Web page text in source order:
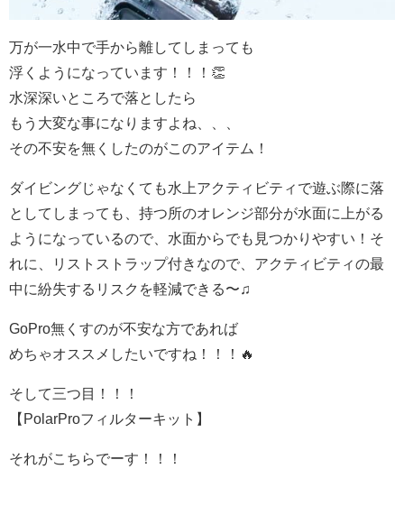
万が一水中で手から離してしまっても
浮くようになっています！！！👏
水深深いところで落としたら
もう大変な事になりますよね、、、
その不安を無くしたのがこのアイテム！
ダイビングじゃなくても水上アクティビティで遊ぶ際に落
としてしまっても、持つ所のオレンジ部分が水面に上がる
ようになっているので、水面からでも見つかりやすい！そ
れに、リストストラップ付きなので、アクティビティの最
中に紛失するリスクを軽減できる〜♫
GoPro無くすのが不安な方であれば
めちゃオススメしたいですね！！！🔥
そして三つ目！！！
【PolarProフィルターキット】
それがこちらでーす！！！